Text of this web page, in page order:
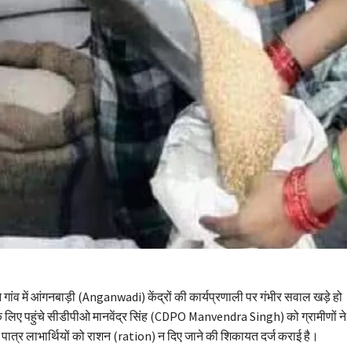
गांव में आंगनबाड़ी (Anganwadi) केंद्रों की कार्यप्रणाली पर गंभीर सवाल खड़े हो
पहुंचे सीडीपीओ मानवेंद्र सिंह (CDPO Manvendra Singh) को ग्रामीणों ने
लाभार्थियों को राशन (ration) न दिए जाने की शिकायत दर्ज कराई है।